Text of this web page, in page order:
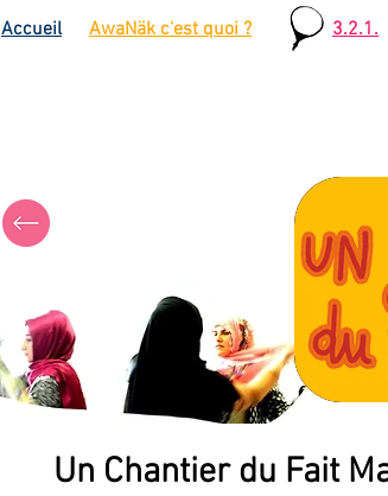
Accueil AwaNäk c'est quoi ? 3.2.1.
Un Chantier du Fait